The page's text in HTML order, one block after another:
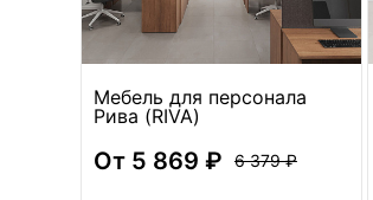
Мебель для персонала
Рива (RIVA)
От 5 869 ₽ 6 379 ₽